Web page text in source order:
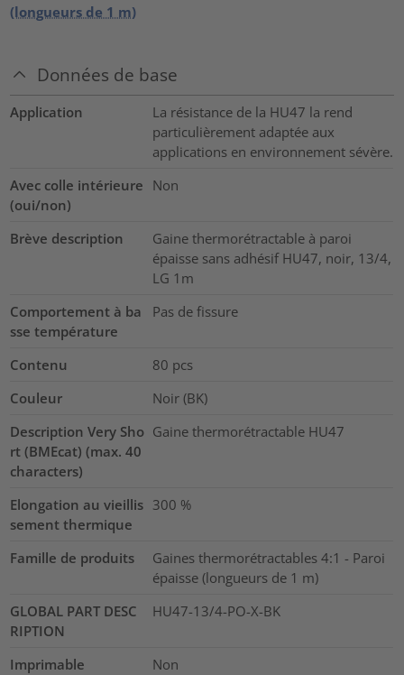
(longueurs de 1 m)
Données de base
Application
La résistance de la HU47 la rend
particulièrement adaptée aux
applications en environnement sévère.
Avec colle intérieure
(oui/non)
Non
Brève description
Gaine thermorétractable à paroi
épaisse sans adhésif HU47, noir, 13/4,
LG 1m
Comportement à ba
sse température
Pas de fissure
Contenu 80 pcs
Couleur
Noir (BK)
Description Very Sho
rt (BMEcat) (max. 40
characters)
Gaine thermorétractable HU47
Elongation au vieillis
sement thermique
300 %
Famille de produits
Gaines thermorétractables 4:1 - Paroi
épaisse (longueurs de 1 m)
GLOBAL PART DESC
RIPTION
HU47-13/4-PO-X-BK
Imprimable
Non